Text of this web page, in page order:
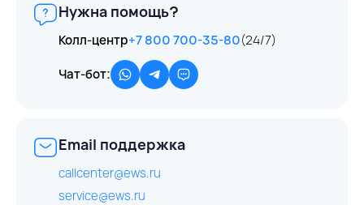
Нужна помощь?
Колл-центр+7 800 700-35-80(24/7)
Чат-бот:
Email поддержка
callcenter@ews.ru
service@ews.ru